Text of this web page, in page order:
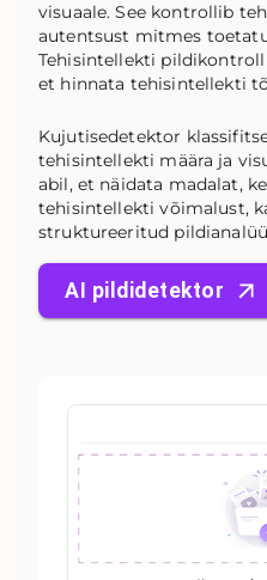
visuaale. See kontrollib
autentsust mitmes
Tehisintellekti pildikontroll
et hinnata tehisintellekti
Kujutisedetektor
tehisintellekti määra ja
abil, et näidata madalat,
tehisintellekti võimalust,
struktureeritud
AI pildidetektor